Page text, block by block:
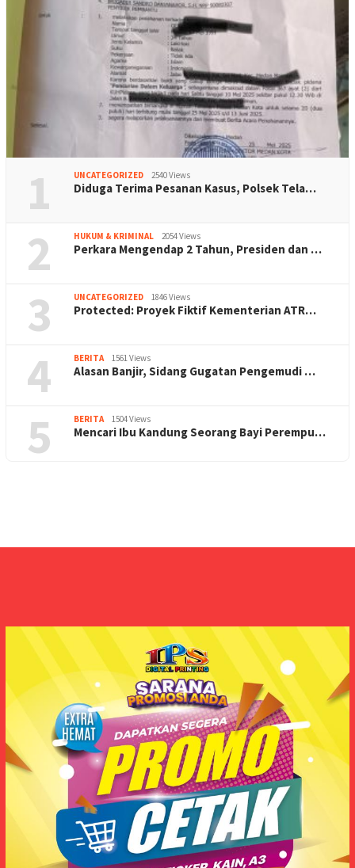
1 UNCATEGORIZED 2540 Views
Diduga Terima Pesanan Kasus, Polsek Tela…
2 HUKUM & KRIMINAL 2054 Views
Perkara Mengendap 2 Tahun, Presiden dan …
3 UNCATEGORIZED 1846 Views
Protected: Proyek Fiktif Kementerian ATR…
4 BERITA 1561 Views
Alasan Banjir, Sidang Gugatan Pengemudi …
5 BERITA 1504 Views
Mencari Ibu Kandung Seorang Bayi Perempu…